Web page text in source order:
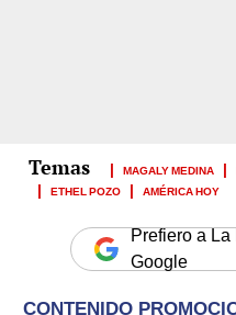
MAGALY MEDINA
ETHEL POZO
AMÉRICA HOY
Prefiero a
Google